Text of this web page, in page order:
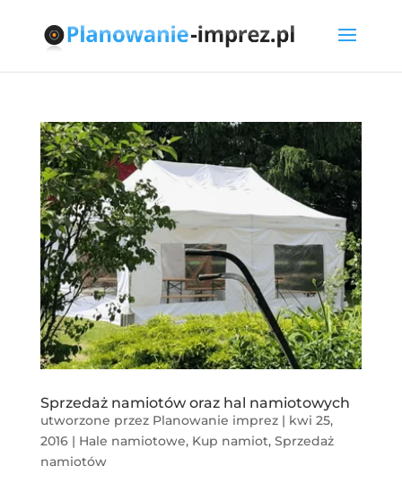
Sprzedaż namiotów oraz hal namiotowych
utworzone przez Planowanie imprez| kwi 25,
2016| Hale namiotowe, Kup namiot, Sprzedaż
namiotów